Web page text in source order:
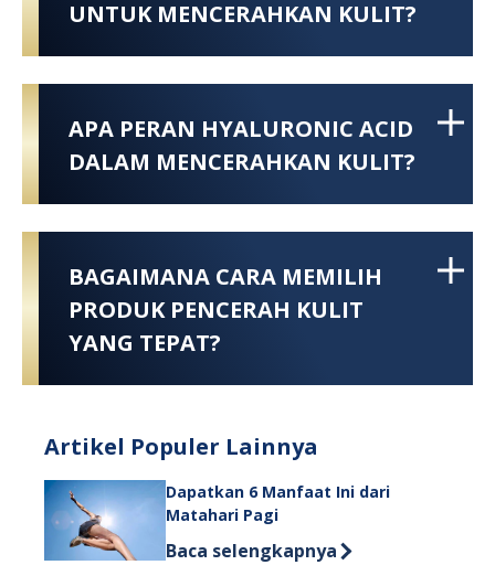
UNTUK MENCERAHKAN KULIT?
APA PERAN HYALURONIC ACID
DALAM MENCERAHKAN KULIT?
BAGAIMANA CARA MEMILIH
PRODUK PENCERAH KULIT
YANG TEPAT?
Artikel Populer Lainnya
Dapatkan 6 Manfaat Ini dari
Matahari Pagi
Discover more about Dapatkan 6
Baca selengkapnya